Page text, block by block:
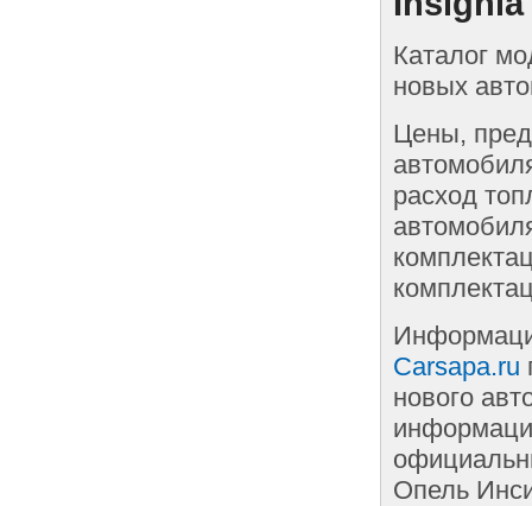
Каталог
новых
Цены,
расход
Carsapa.ru
нового
Опель